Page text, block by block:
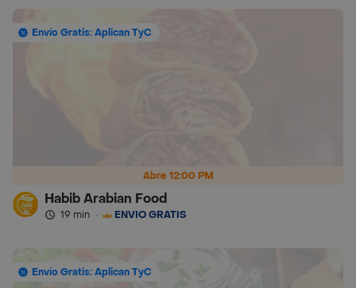
Abre 12:00 PM
Envío Gratis: Aplican TyC
Habib Arabian Food
19 min · ENVÍO GRATIS
Envío Gratis: Aplican TyC